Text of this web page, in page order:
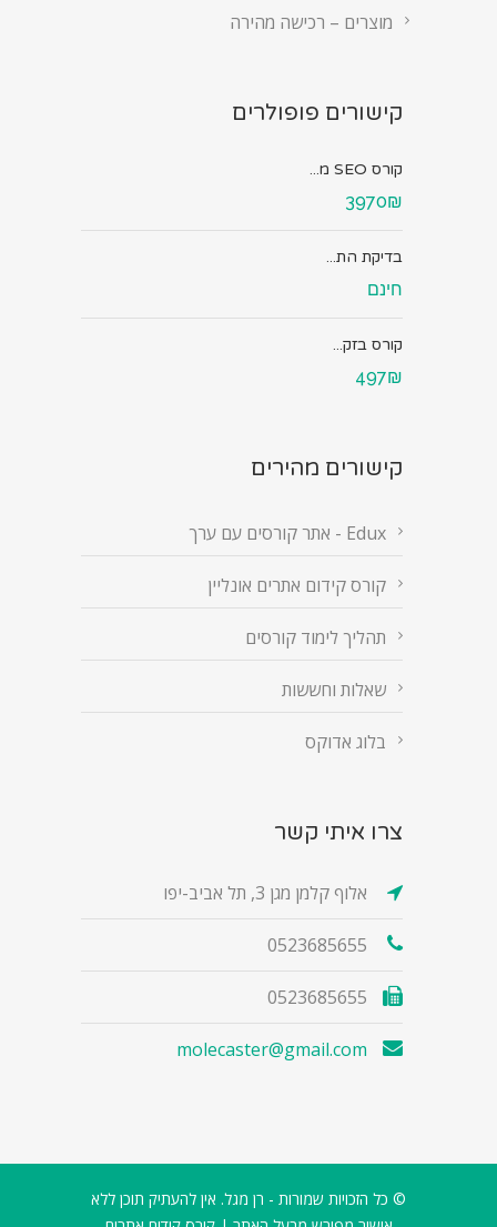
מוצרים – רכישה מהירה
קישורים פופולרים
קורס SEO מ...
3970₪
בדיקת הת...
חינם
קורס בזק...
497₪
קישורים מהירים
Edux - אתר קורסים עם ערך
קורס קידום אתרים אונליין
תהליך לימוד קורסים
שאלות וחששות
בלוג אדוקס
צרו איתי קשר
אלוף קלמן מגן 3, תל אביב-יפו
0523685655
0523685655
molecaster@gmail.com
© כל הזכויות שמורות - רן מגל. אין להעתיק תוכן ללא